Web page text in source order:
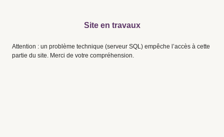
Site en travaux
Attention : un problème technique (serveur SQL) empêche l’accès à cette
partie du site. Merci de votre compréhension.